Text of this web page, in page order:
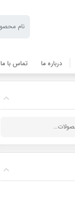
درباره ما تماس با ما